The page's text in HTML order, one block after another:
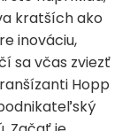
kratších ako
inováciu,
sa včas zviezť
Hopp